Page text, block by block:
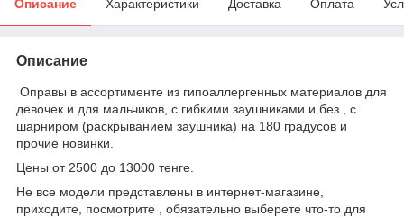
Описание Характеристики Доставка Оплата
Описание
Оправы в ассортименте из гипоаллергенных материалов для
девочек и для мальчиков, с гибкими заушниками и без , с
шарниром (раскрыванием заушника) на 180 градусов и
прочие новинки.
Цены от 2500 до 13000 тенге.
Не все модели представлены в интернет-магазине,
приходите, посмотрите , обязательно выберете что-то для